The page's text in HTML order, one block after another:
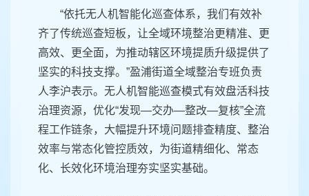
“依托无人机智能化巡查体系，我们有效补
齐了传统巡查短板，让全域环境整治更精准、更
高效、更全面，为推动辖区环境提质升级提供了
坚实的科技支撑。”盈浦街道全域整治专班负责
人李沪表示。无人机智能巡查模式有效盘活科技
治理资源，优化“发现—交办—整改—复核”全流
程工作链条，大幅提升环境问题排查精度、整治
效率与常态化管控质效，为街道精细化、常态
化、长效化环境治理夯实坚实基础。